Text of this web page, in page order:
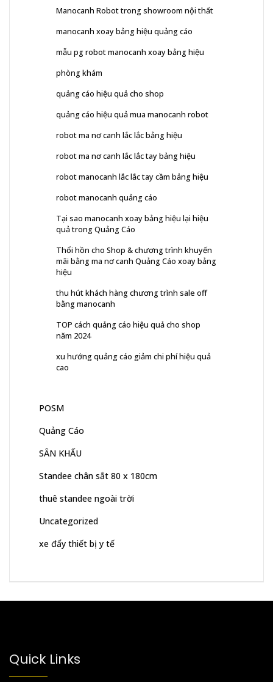
Manocanh Robot trong showroom nội thất
manocanh xoay bảng hiệu quảng cáo
mẫu pg robot manocanh xoay bảng hiệu
phòng khám
quảng cáo hiệu quả cho shop
quảng cáo hiệu quả mua manocanh robot
robot ma nơ canh lắc lắc bảng hiệu
robot ma nơ canh lắc lắc tay bảng hiệu
robot manocanh lắc lắc tay cầm bảng hiệu
robot manocanh quảng cáo
Tại sao manocanh xoay bảng hiệu lại hiệu
quả trong Quảng Cáo
Thổi hồn cho Shop & chương trình khuyến
mãi bằng ma nơ canh Quảng Cáo xoay bảng
hiệu
thu hút khách hàng chương trình sale off
bằng manocanh
TOP cách quảng cáo hiệu quả cho shop
năm 2024
xu hướng quảng cáo giảm chi phí hiệu quả
cao
POSM
Quảng Cáo
SÂN KHẤU
Standee chân sắt 80 x 180cm
thuê standee ngoài trời
Uncategorized
xe đẩy thiết bị y tế
Quick Links